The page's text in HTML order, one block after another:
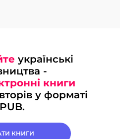
українські
-
книги
у форматі
КНИГИ